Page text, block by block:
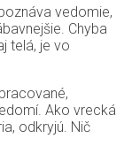
vedomie,
Chyba
telá, je vo
Ako vrecká
odkryjú. Nič